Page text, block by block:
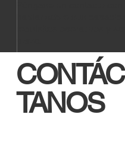
CONTÁC
TANOS